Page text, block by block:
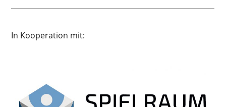
In Kooperation mit: